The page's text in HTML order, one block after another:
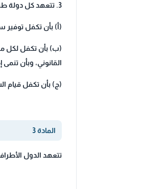
3. تتعهد كل دولة طرف في هذا العهد:
(أ) بأن تكفل
(ب) بأن تكفل لكل
القانوني، وبأن تنمى
(ج) بأن تكفل قيام
المادة 3
تتعهد الدول